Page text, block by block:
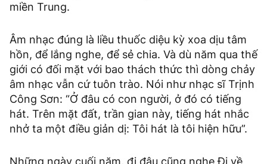
miền Trung.
Âm nhạc đúng là liều thuốc diệu kỳ xoa dịu tâm
hồn, để lắng nghe, để sẻ chia. Và dù năm qua thế
giới có đối mặt với bao thách thức thì dòng chảy
âm nhạc vẫn cứ tuôn trào. Nói như nhạc sĩ Trịnh
Công Sơn: “Ở đâu có con người, ở đó có tiếng
hát. Trên mặt đất, trần gian này, tiếng hát nhắc
nhở ta một điều giản dị: Tôi hát là tôi hiện hữu”.